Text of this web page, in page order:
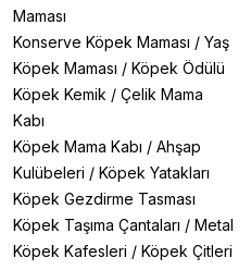
Maması
Konserve Köpek Maması / Yaş
Köpek Maması / Köpek Ödülü
Köpek Kemik / Çelik Mama
Kabı
Köpek Mama Kabı / Ahşap
Kulübeleri / Köpek Yatakları
Köpek Gezdirme Tasması
Köpek Taşıma Çantaları / Metal
Köpek Kafesleri / Köpek Çitleri